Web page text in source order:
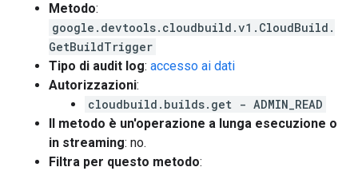
Metodo:
google.devtools.cloudbuild.v1.CloudBuild.
GetBuildTrigger
Tipo di audit log: accesso ai dati
Autorizzazioni:
cloudbuild.builds.get - ADMIN_READ
Il metodo è un'operazione a lunga esecuzione o
in streaming: no.
Filtra per questo metodo: